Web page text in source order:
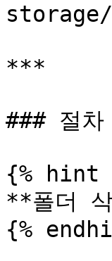
storage/
***
### 절
{% hint
**폴더
{%